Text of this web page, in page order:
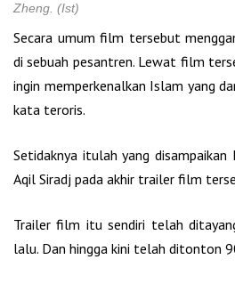
Zheng. (Ist)
Secara umum film tersebut
di sebuah pesantren. Lewat film
ingin memperkenalkan Islam yang
kata teroris.
Setidaknya itulah yang disampaikan
Aqil Siradj pada akhir trailer film
Trailer film itu sendiri telah
lalu. Dan hingga kini telah ditonton